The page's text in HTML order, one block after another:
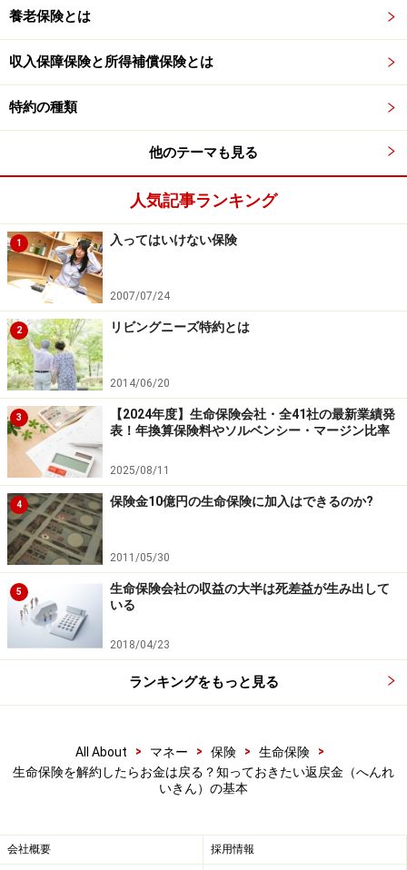
く、保険の目的も見直して
保険を解約する前には、「解約返戻金がいくら戻るの
か」を確認することが大切です。金額は、保険証券や設
計書に記載されているほか、保険会社に問い合わせれば
詳しく教えてもらえます。
ただし、ここで注意したいのは「返戻金があるからおト
ク」という考え方にとらわれ過ぎないこと。生命保険
は、あくまで「万が一のときの保障」が目的のもので
す。返戻金は、その保障に“おまけ”としてついてくるよ
うなもの。
「お金が戻ってくるから」「貯蓄代わりになるから」と
いった理由だけで保険に入るのは、本来の目的からズレ
てしまいます。
加入時には、その保険が本当に必要な保障内容かどう
か、自分や家族にとって適切な金額かどうかを、しっか
り見極めることが大切です。
●利益が出ると「税金」がかかることもある
解約返戻金がこれまで払った保険料の総額を上回る場
合、「利益が出た」とみなされ、税金の対象になること
があります。生命保険契約を満期または解約した際、保
険料負担者と受取人の関係によって、所得税（一時所
得）または贈与税のどちらかがかかる可能性がありま
同じ場合は「所得税」がかかる場合があります。また、
親が保険料を支払い、子どもが解約返戻金を受け取るな
ど、「払った人」と「受け取る人」が違うときは、「贈
養老保険とは
収入保障保険と所得補償保険とは
特約の種類
他のテーマも見る
人気記事ランキング
1 入ってはいけない保険
2007/07/24
2 リビングニーズ特約とは
2014/06/20
3
【2024年度】生命保険会社・全41社の最新業績発
表！年換算保険料やソルベンシー・マージン比率
2025/08/11
4 保険金10億円の生命保険に加入はできるのか?
2011/05/30
5
生命保険会社の収益の大半は死差益が生み出して
いる
2018/04/23
ランキングをもっと見る
All About > マネー > 保険 > 生命保険
>
生命保険を解約したらお金は戻る？知っておきたい返戻金（へんれ
いきん）の基本
会社概要 採用情報